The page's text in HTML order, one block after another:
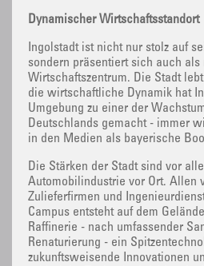
Dynamischer Wirtschaftsstandort
Ingolstadt ist nicht nur stolz auf
sondern präsentiert sich auch als
Wirtschaftszentrum. Die Stadt
die wirtschaftliche Dynamik hat
Umgebung zu einer der
Deutschlands gemacht - immer
in den Medien als bayerische
Die Stärken der Stadt sind vor
Automobilindustrie vor Ort. Allen
Zulieferfirmen und
Campus entsteht auf dem
Raffinerie - nach umfassender
Renaturierung - ein
zukunftsweisende Innovationen